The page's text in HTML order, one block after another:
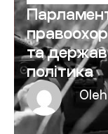
та
політика